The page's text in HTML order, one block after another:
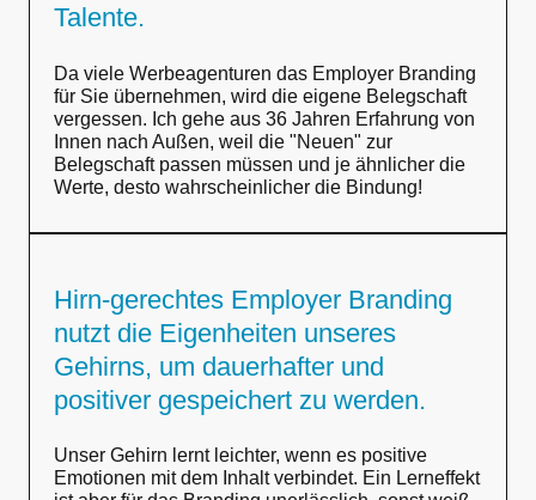
Talente.
Da viele Werbeagenturen das Employer Branding
für Sie übernehmen, wird die eigene Belegschaft
vergessen. Ich gehe aus 36 Jahren Erfahrung von
Innen nach Außen, weil die "Neuen" zur
Belegschaft passen müssen und je ähnlicher die
Werte, desto wahrscheinlicher die Bindung!
Hirn-gerechtes Employer Branding
nutzt die Eigenheiten unseres
Gehirns, um dauerhafter und
positiver gespeichert zu werden.
Unser Gehirn lernt leichter, wenn es positive
Emotionen mit dem Inhalt verbindet. Ein Lerneffekt